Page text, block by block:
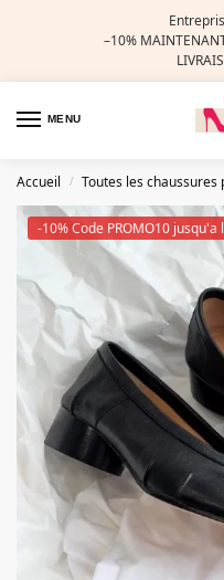
–10%
MENU
Accueil / Toutes les
-10% Code PROMO10 jusqu'a